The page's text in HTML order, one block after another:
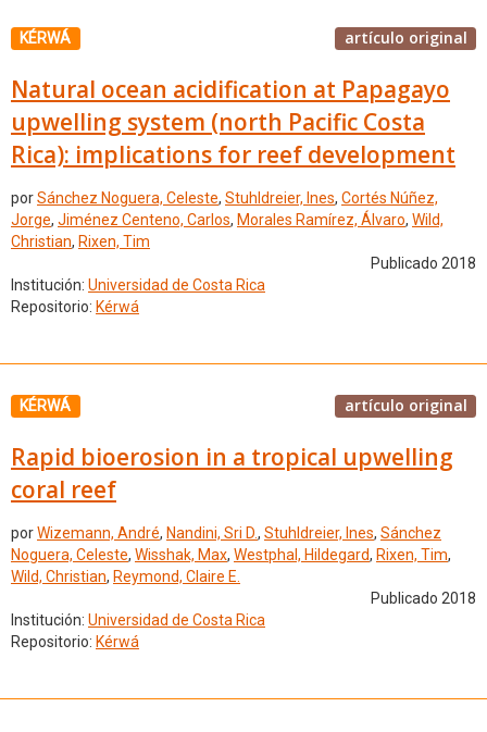
KÉRWÁ artículo original
Natural ocean acidification at Papagayo
upwelling system (north Pacific Costa
Rica): implications for reef development
porSánchez Noguera, Celeste, Stuhldreier, Ines, Cortés Núñez,
Jorge, Jiménez Centeno, Carlos, Morales Ramírez, Álvaro, Wild,
Christian, Rixen, Tim
Publicado 2018
Institución: Universidad de Costa Rica
Repositorio: Kérwá
KÉRWÁ artículo original
Rapid bioerosion in a tropical upwelling
coral reef
porWizemann, André, Nandini, Sri D., Stuhldreier, Ines, Sánchez
Noguera, Celeste, Wisshak, Max, Westphal, Hildegard, Rixen, Tim,
Wild, Christian, Reymond, Claire E.
Publicado 2018
Institución: Universidad de Costa Rica
Repositorio: Kérwá